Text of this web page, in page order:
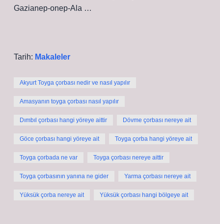
Gazianep-onep-Ala …
Tarih: Makaleler
Akyurt Toyga çorbası nedir ve nasıl yapılır
Amasyanın toyga çorbası nasıl yapılır
Dımbıl çorbası hangi yöreye aittir Dövme çorbası nereye ait
Göce çorbası hangi yöreye ait Toyga çorba hangi yöreye ait
Toyga çorbada ne var Toyga çorbası nereye aittir
Toyga çorbasının yanına ne gider Yarma çorbası nereye ait
Yüksük çorba nereye ait Yüksük çorbası hangi bölgeye ait